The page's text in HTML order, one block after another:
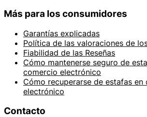
Más para los consumidores
Garantías explicadas
Política de las valoraciones de
Fiabilidad de las Reseñas
Cómo mantenerse seguro de
comercio electrónico
Cómo recuperarse de estafas en
electrónico
Contacto